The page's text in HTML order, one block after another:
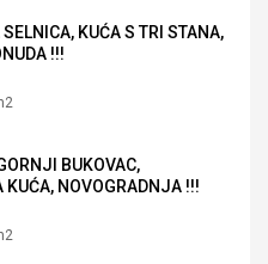
KUĆA S TRI STANA,
!!!
BUKOVAC,
KUĆA, NOVOGRADNJA !!!